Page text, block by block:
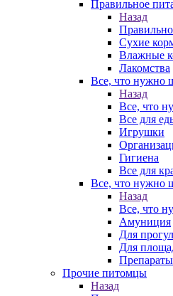
Правильное
Назад
Сухие
Влажные
Лакомства
Все, что нужно
Назад
Все, что
Все для
Игрушки
Гигиена
Все для
Все, что нужно
Назад
Все, что
Амуниция
Для
Для
Прочие питомцы
Назад